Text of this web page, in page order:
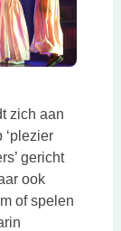
zich aan
‘plezier
gericht
ook
of spelen